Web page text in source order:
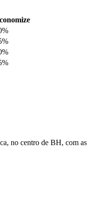
%
%
%
%
no centro de BH, com as